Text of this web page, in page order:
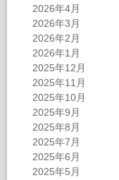
2026年4月
2026年3月
2026年2月
2026年1月
2025年12月
2025年11月
2025年10月
2025年9月
2025年8月
2025年7月
2025年6月
2025年5月